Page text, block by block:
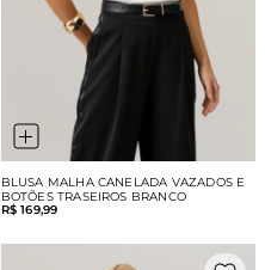
BLUSA MALHA CANELADA VAZADOS E
BOTÕES TRASEIROS BRANCO
R$ 169,99